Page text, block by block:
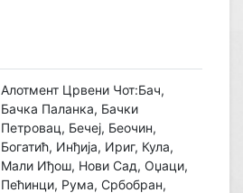
Алотмент Црвени Чот:Бач,
Бачка Паланка, Бачки
Петровац, Бечеј, Беочин,
Богатић, Инђија, Ириг, Кула,
Мали Иђош, Нови Сад, Оџаци,
Пећинци, Рума, Србобран,